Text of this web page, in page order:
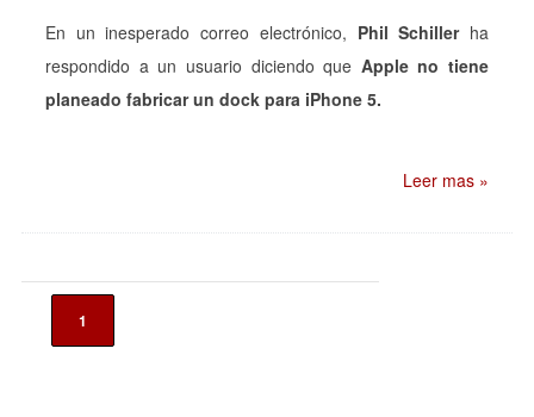
En un inesperado correo electrónico, Phil Schillerha
respondido a un usuario diciendo que Apple no tiene
planeado fabricar un dock para iPhone 5.
Leer mas »
1